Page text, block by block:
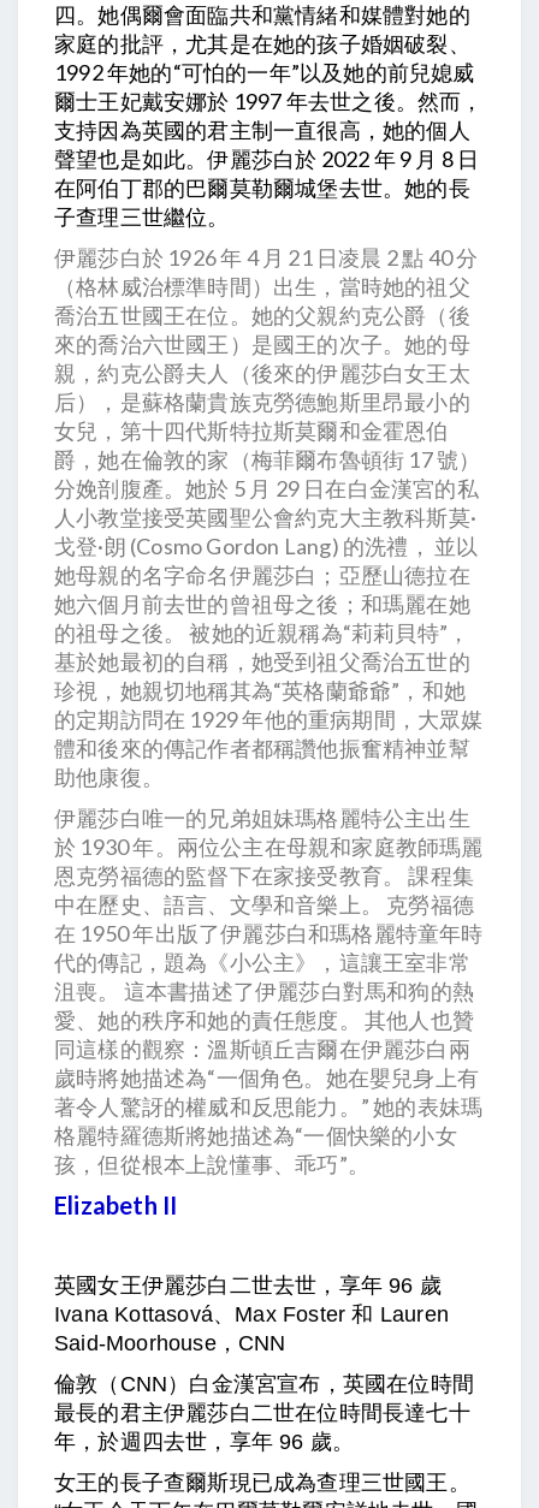
四。她偶爾會面臨共和黨情緒和媒體對她的
家庭的批評，尤其是在她的孩子婚姻破裂、
1992 年她的“可怕的一年”以及她的前兒媳威
爾士王妃戴安娜於 1997 年去世之後。然而，
支持因為英國的君主制一直很高，她的個人
聲望也是如此。伊麗莎白於 2022 年 9 月 8 日
在阿伯丁郡的巴爾莫勒爾城堡去世。她的長
子查理三世繼位。
伊麗莎白於 1926 年 4 月 21 日凌晨 2 點 40 分
（格林威治標準時間）出生，當時她的祖父
喬治五世國王在位。她的父親約克公爵（後
來的喬治六世國王）是國王的次子。她的母
親，約克公爵夫人（後來的伊麗莎白女王太
后），是蘇格蘭貴族克勞德鮑斯里昂最小的
女兒，第十四代斯特拉斯莫爾和金霍恩伯
爵，她在倫敦的家（梅菲爾布魯頓街 17 號）
分娩剖腹產。她於 5 月 29 日在白金漢宮的私
人小教堂接受英國聖公會約克大主教科斯莫·
戈登·朗 (Cosmo Gordon Lang) 的洗禮， 並以
她母親的名字命名伊麗莎白；亞歷山德拉在
她六個月前去世的曾祖母之後；和瑪麗在她
的祖母之後。 被她的近親稱為“莉莉貝特”，
基於她最初的自稱，她受到祖父喬治五世的
珍視，她親切地稱其為“英格蘭爺爺”，和她
的定期訪問在 1929 年他的重病期間，大眾媒
體和後來的傳記作者都稱讚他振奮精神並幫
助他康復。
伊麗莎白唯一的兄弟姐妹瑪格麗特公主出生
於 1930 年。兩位公主在母親和家庭教師瑪麗
恩克勞福德的監督下在家接受教育。 課程集
中在歷史、語言、文學和音樂上。 克勞福德
在 1950 年出版了伊麗莎白和瑪格麗特童年時
代的傳記，題為《小公主》，這讓王室非常
沮喪。 這本書描述了伊麗莎白對馬和狗的熱
愛、她的秩序和她的責任態度。 其他人也贊
同這樣的觀察：溫斯頓丘吉爾在伊麗莎白兩
歲時將她描述為“一個角色。她在嬰兒身上有
著令人驚訝的權威和反思能力。” 她的表妹瑪
格麗特羅德斯將她描述為“一個快樂的小女
孩，但從根本上說懂事、乖巧”。
Elizabeth II
英國女王伊麗莎白二世去世，享年 96 歲
Ivana Kottasová、Max Foster 和 Lauren
Said-Moorhouse，CNN
倫敦（CNN）白金漢宮宣布，英國在位時間
最長的君主伊麗莎白二世在位時間長達七十
年，於週四去世，享年 96 歲。
女王的長子查爾斯現已成為查理三世國王。